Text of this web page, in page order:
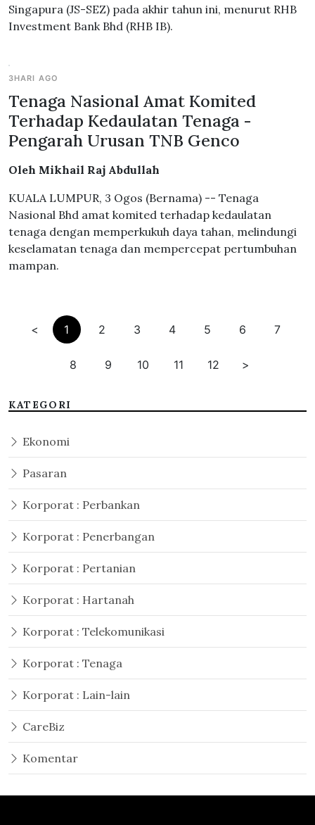
Singapura (JS-SEZ) pada akhir tahun ini, menurut RHB
Investment Bank Bhd (RHB IB).
3HARI AGO
Tenaga Nasional Amat Komited
Terhadap Kedaulatan Tenaga -
Pengarah Urusan TNB Genco
Oleh Mikhail Raj Abdullah
KUALA LUMPUR, 3 Ogos (Bernama) -- Tenaga
Nasional Bhd amat komited terhadap kedaulatan
tenaga dengan memperkukuh daya tahan, melindungi
keselamatan tenaga dan mempercepat pertumbuhan
mampan.
< 1 2 3 4 5 6 7
8 9 10 11 12 >
KATEGORI
Ekonomi
Pasaran
Korporat : Perbankan
Korporat : Penerbangan
Korporat : Pertanian
Korporat : Hartanah
Korporat : Telekomunikasi
Korporat : Tenaga
Korporat : Lain-lain
CareBiz
Komentar